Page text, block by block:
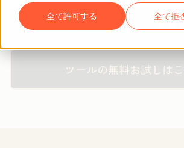
全て許可する 全て拒
すべてのリソースを
ツールの無料お試しは